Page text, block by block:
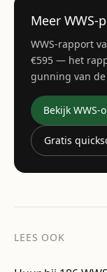
Meer WWS-
WWS-rapport
€595 — het
gunning van
Bekijk
Gratis
LEES OOK